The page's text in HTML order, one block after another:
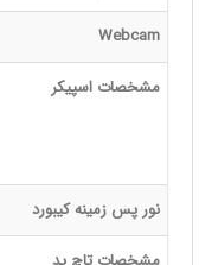
Webcam
مشخصات اسپیکر
نور پس زمینه کیبورد